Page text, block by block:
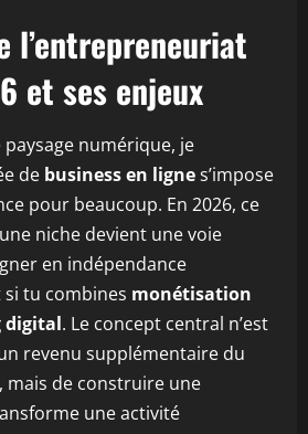
l’entrepreneuriat
et ses enjeux
paysage numérique, je
de business en lignes’impose
pour beaucoup. En 2026, ce
niche devient une voie
en indépendance
tu combines monétisation
digital. Le concept central n’est
revenu supplémentaire du
mais de construire une
une activité